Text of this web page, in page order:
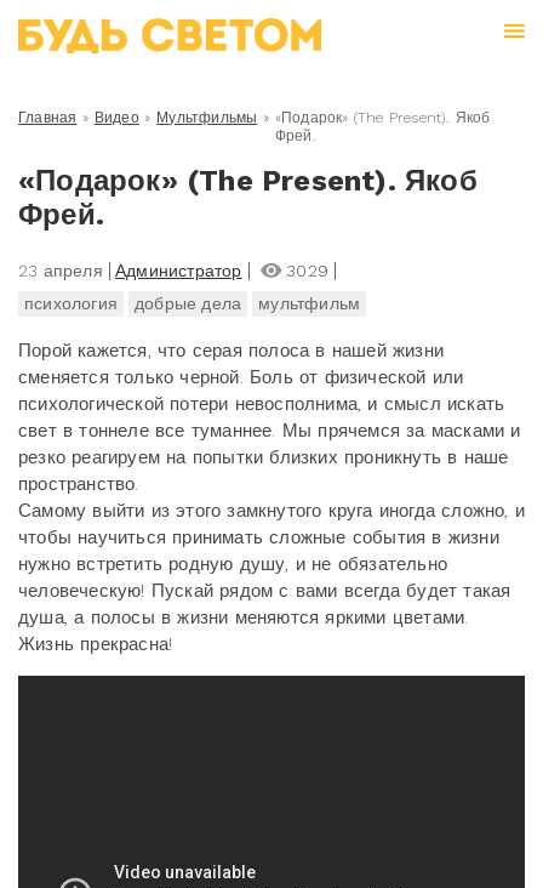
Главная » Видео» Мультфильмы » «Подарок» (The Present). Якоб
Фрей.
«Подарок» (The Present). Якоб
Фрей.
23 апреля Администратор
3029
психология
добрые дела мультфильм
Порой кажется, что серая полоса в нашей жизни
сменяется только черной. Боль от физической или
психологической потери невосполнима, и смысл искать
свет в тоннеле все туманнее. Мы прячемся за масками и
резко реагируем на попытки близких проникнуть в наше
пространство.
Самому выйти из этого замкнутого круга иногда сложно, и
чтобы научиться принимать сложные события в жизни
нужно встретить родную душу, и не обязательно
человеческую! Пускай рядом с вами всегда будет такая
душа, а полосы в жизни меняются яркими цветами.
Жизнь прекрасна!